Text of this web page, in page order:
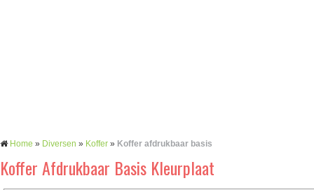
Home » Diversen » Koffer » Koffer afdrukbaar basis
Koffer Afdrukbaar Basis Kleurplaat